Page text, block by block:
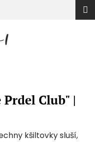
Club" |
kšiltovky sluší,